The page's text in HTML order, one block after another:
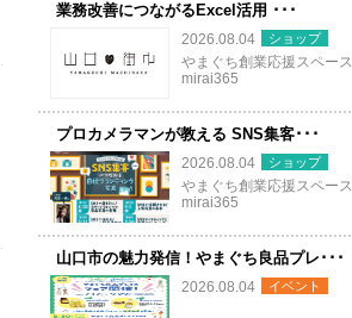
業務改善につながるExcel活用 ･･･
2026.08.04
ショップ
やまぐち創業応援スペース
mirai365
プロカメラマンが教える SNS集客･･･
2026.08.04
ショップ
やまぐち創業応援スペース
mirai365
山口市の魅力発信！やまぐち良品プレ･･･
2026.08.04 イベント